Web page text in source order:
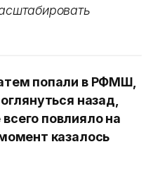
попали в РФМШ,
назад,
повлияло на
казалось